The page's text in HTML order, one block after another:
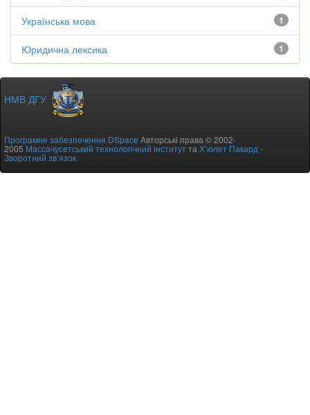
1
Українська мова
1
Юридична лексика
НМВ ДГУ
Програмне забезпечення DSpace Авторські права © 2002-
2005Массачусетський технологічний інститутта Х’юлет Пакард -
Зворотний зв’язок